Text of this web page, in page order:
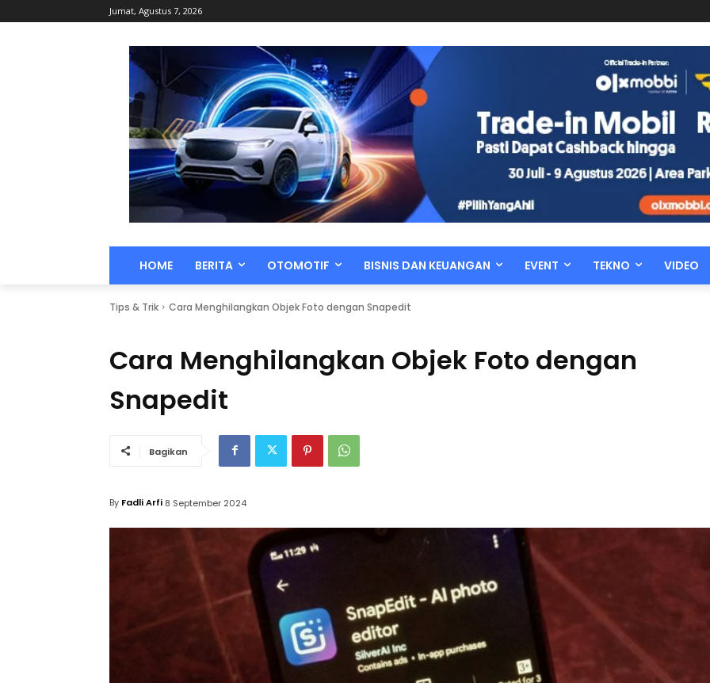
Jumat, Agustus 7, 2026
HOME BERITA OTOMOTIF BISNIS DAN KEUANGAN EVENT TEKNO VIDEO
Tips & Trik Cara Menghilangkan Objek Foto dengan Snapedit
Cara Menghilangkan Objek Foto dengan
Snapedit
Bagikan
By Fadli Arfi 8 September 2024